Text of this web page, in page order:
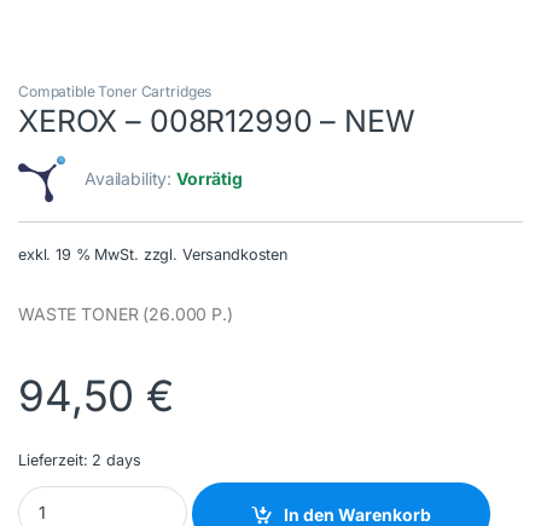
Compatible Toner Cartridges
XEROX – 008R12990 – NEW
Availability:Vorrätig
exkl. 19 % MwSt. zzgl. Versandkosten
WASTE TONER (26.000 P.)
94,50 €
Lieferzeit: 2 days
XEROX - 008R12990 - NEW quantity
In den Warenkorb